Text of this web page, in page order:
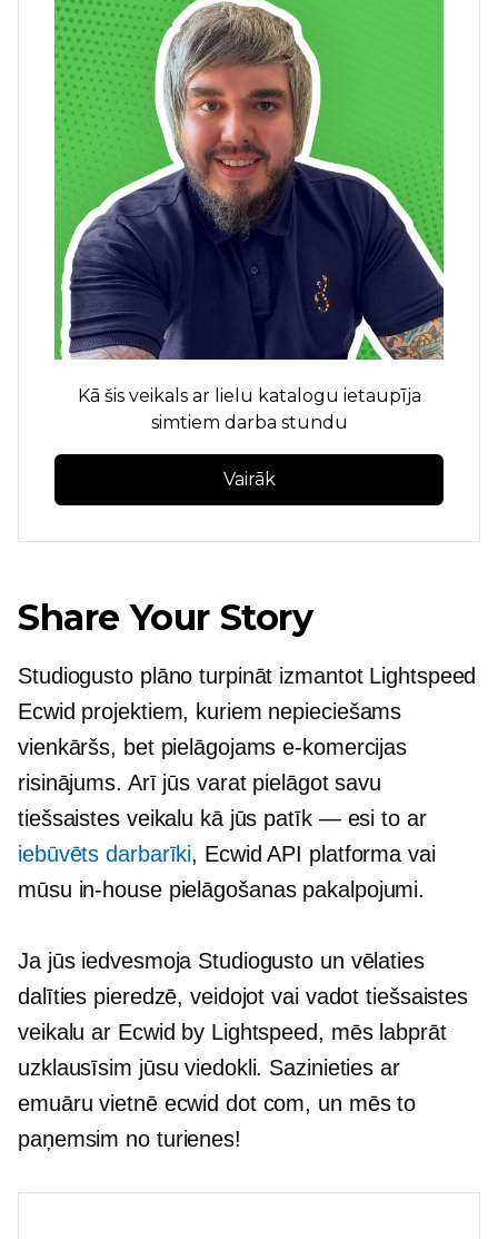
Kā šis veikals ar lielu katalogu ietaupīja
simtiem darba stundu
Vairāk
Share Your Story
Studiogusto plāno turpināt izmantot Lightspeed
Ecwid projektiem, kuriem nepieciešams
vienkāršs, bet pielāgojams e-komercijas
risinājums. Arī jūs varat pielāgot savu
tiešsaistes veikalu kā jūs patīk — esi to ar
iebūvēts darbarīki, Ecwid API platforma vai
mūsu in-housepielāgošanas pakalpojumi.
Ja jūs iedvesmoja Studiogusto un vēlaties
dalīties pieredzē, veidojot vai vadot tiešsaistes
veikalu ar Ecwid by Lightspeed, mēs labprāt
uzklausīsim jūsu viedokli. Sazinieties ar
emuāru vietnē ecwid dot com, un mēs to
paņemsim no turienes!